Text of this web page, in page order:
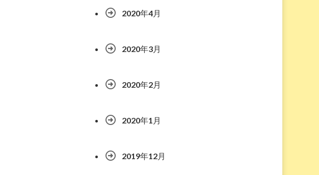
2020年4月
2020年3月
2020年2月
2020年1月
2019年12月